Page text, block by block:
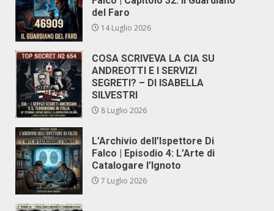
del Faro
14 Luglio 2026
COSA SCRIVEVA LA CIA SU
ANDREOTTI E I SERVIZI
SEGRETI? – DI ISABELLA
SILVESTRI
8 Luglio 2026
L’Archivio dell’Ispettore Di
Falco | Episodio 4: L’Arte di
Catalogare l’Ignoto
7 Luglio 2026